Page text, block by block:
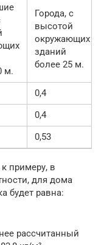
м.
Города, с
высотой
окружающих
зданий
более 25 м.
0,4
0,4
0,53
примеру, в
для дома
будет равна:
рассчитанный